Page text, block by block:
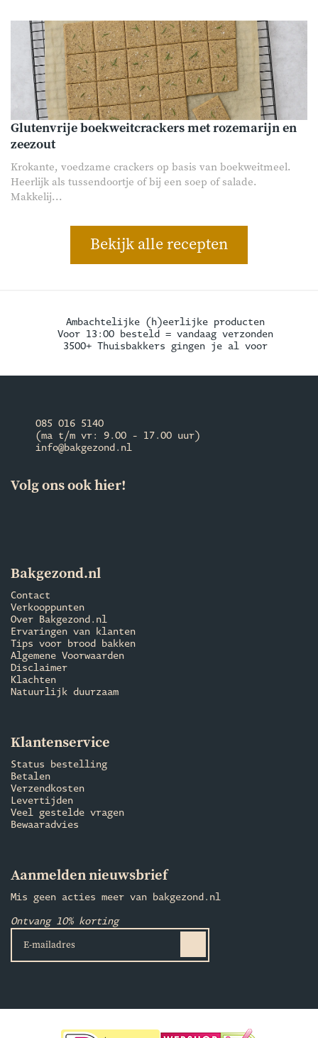
Glutenvrije boekweitcrackers met rozemarijn en
zeezout
Krokante, voedzame crackers op basis van boekweitmeel.
Heerlijk als tussendoortje of bij een soep of salade.
Makkelij...
Bekijk alle recepten
Ambachtelijke (h)eerlijke producten
Voor 13:00 besteld = vandaag verzonden
3500+ Thuisbakkers gingen je al voor
085 016 5140
(ma t/m vr: 9.00 - 17.00 uur)
info@bakgezond.nl
Volg ons ook hier!
Bakgezond.nl
Contact
Verkooppunten
Over Bakgezond.nl
Ervaringen van klanten
Tips voor brood bakken
Algemene Voorwaarden
Disclaimer
Klachten
Natuurlijk duurzaam
Klantenservice
Status bestelling
Betalen
Verzendkosten
Levertijden
Veel gestelde vragen
Bewaaradvies
Aanmelden nieuwsbrief
Mis geen acties meer van bakgezond.nl
Ontvang 10% korting